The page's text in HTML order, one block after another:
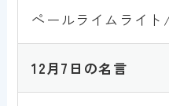
ペールライムライト
1 2月7日 の名言